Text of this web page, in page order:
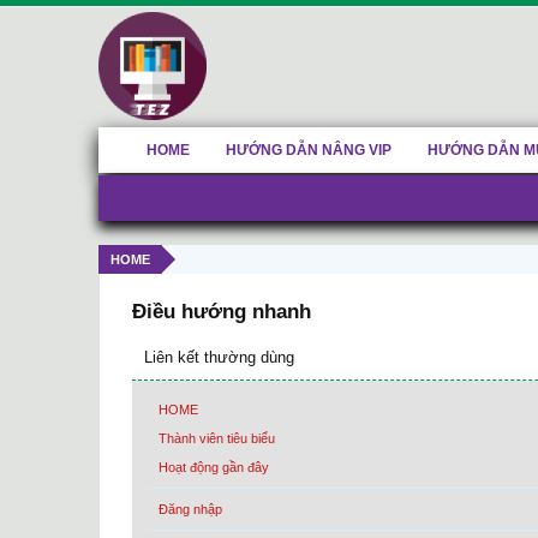
HOME
Điều hướng nhanh
Liên kết thường dùng
HOME
Thành viên tiêu biểu
Hoạt động gần đây
Đăng nhập
HOME HƯỚNG DẪN NÂNG VIP HƯỚNG DẪN